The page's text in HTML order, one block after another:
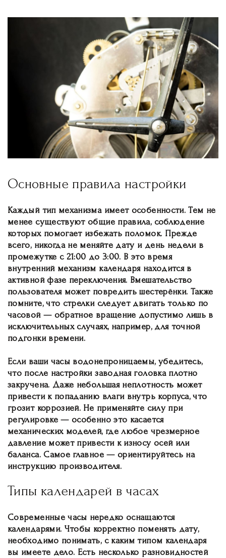
Основные правила настройки
Каждый тип механизма имеет особенности. Тем не
менее существуют общие правила, соблюдение
которых помогает избежать поломок. Прежде
всего, никогда не меняйте дату и день недели в
промежутке с 21:00 до 3:00. В это время
внутренний механизм календаря находится в
активной фазе переключения. Вмешательство
пользователя может повредить шестерёнки. Также
помните, что стрелки следует двигать только по
часовой — обратное вращение допустимо лишь в
исключительных случаях, например, для точной
подгонки времени.
Если ваши часы водонепроницаемы, убедитесь,
что после настройки заводная головка плотно
закручена. Даже небольшая неплотность может
привести к попаданию влаги внутрь корпуса, что
грозит коррозией. Не применяйте силу при
регулировке — особенно это касается
механических моделей, где любое чрезмерное
давление может привести к износу осей или
баланса. Самое главное — ориентируйтесь на
инструкцию производителя.
Типы календарей в часах
Современные часы нередко оснащаются
календарями. Чтобы корректно поменять дату,
необходимо понимать, с каким типом календаря
вы имеете дело. Есть несколько разновидностей